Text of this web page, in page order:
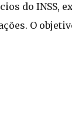
do INSS,
O